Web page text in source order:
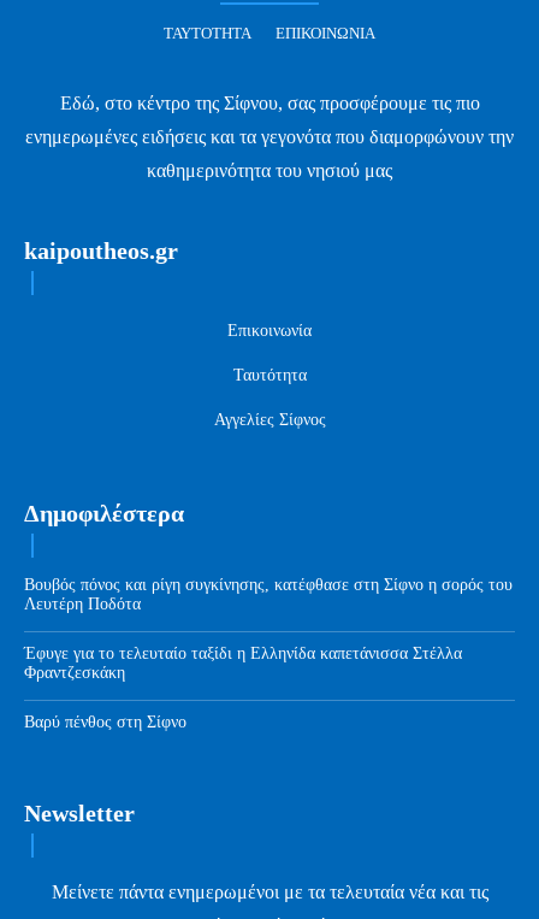
ΤΑΥΤΌΤΗΤΑ ΕΠΙΚΟΙΝΩΝΊΑ
Εδώ, στο κέντρο της Σίφνου, σας προσφέρουμε τις πιο
ενημερωμένες ειδήσεις και τα γεγονότα που διαμορφώνουν την
καθημερινότητα του νησιού μας
kaipoutheos.gr
Επικοινωνία
Ταυτότητα
Αγγελίες Σίφνος
Δημοφιλέστερα
Βουβός πόνος και ρίγη συγκίνησης, κατέφθασε στη Σίφνο η σορός του
Λευτέρη Ποδότα
Έφυγε για το τελευταίο ταξίδι η Ελληνίδα καπετάνισσα Στέλλα
Φραντζεσκάκη
Βαρύ πένθος στη Σίφνο
Newsletter
Μείνετε πάντα ενημερωμένοι με τα τελευταία νέα και τις